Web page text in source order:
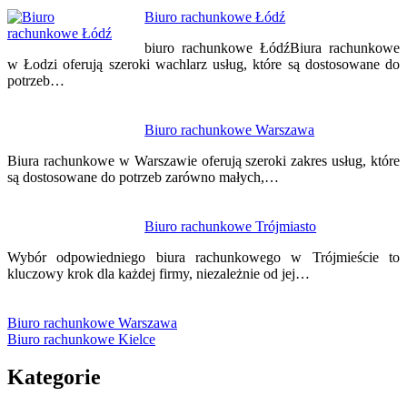
Biuro rachunkowe Łódź
biuro rachunkowe ŁódźBiura rachunkowe
w Łodzi oferują szeroki wachlarz usług, które są dostosowane do
potrzeb…
Biuro rachunkowe Warszawa
Biura rachunkowe w Warszawie oferują szeroki zakres usług, które
są dostosowane do potrzeb zarówno małych,…
Biuro rachunkowe Trójmiasto
Wybór odpowiedniego biura rachunkowego w Trójmieście to
kluczowy krok dla każdej firmy, niezależnie od jej…
Biuro rachunkowe Warszawa
Biuro rachunkowe Kielce
Kategorie